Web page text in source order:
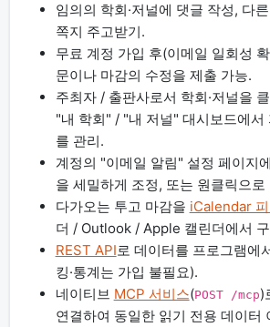
임의의 학회·저널에 댓글 작성, 다
쪽지 주고받기.
무료 계정 가입 후(이메일 일회성
문이나 마감의 수정을 제출 가능.
주최자 / 출판사로서 학회·저널을
"내 학회" / "내 저널" 대시보드에서
를 관리.
계정의 "이메일 알림" 설정 페이지
을 세밀하게 조정, 또는 원클릭으로
다가오는 투고 마감을 iCalendar
더 / Outlook / Apple 캘린더에서
REST API로 데이터를 프로그램에
킹·통계는 가입 불필요).
네이티브 MCP 서비스(POST /mcp)
연결하여 동일한 읽기 전용 데이터